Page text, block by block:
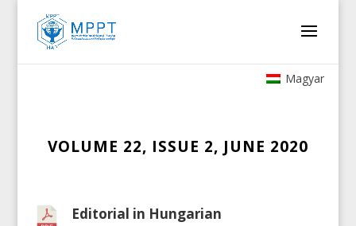
Magyar
VOLUME 22, ISSUE 2, JUNE 2020
Editorial in Hungarian